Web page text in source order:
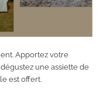
Apportez votre
une assiette de
est offert.